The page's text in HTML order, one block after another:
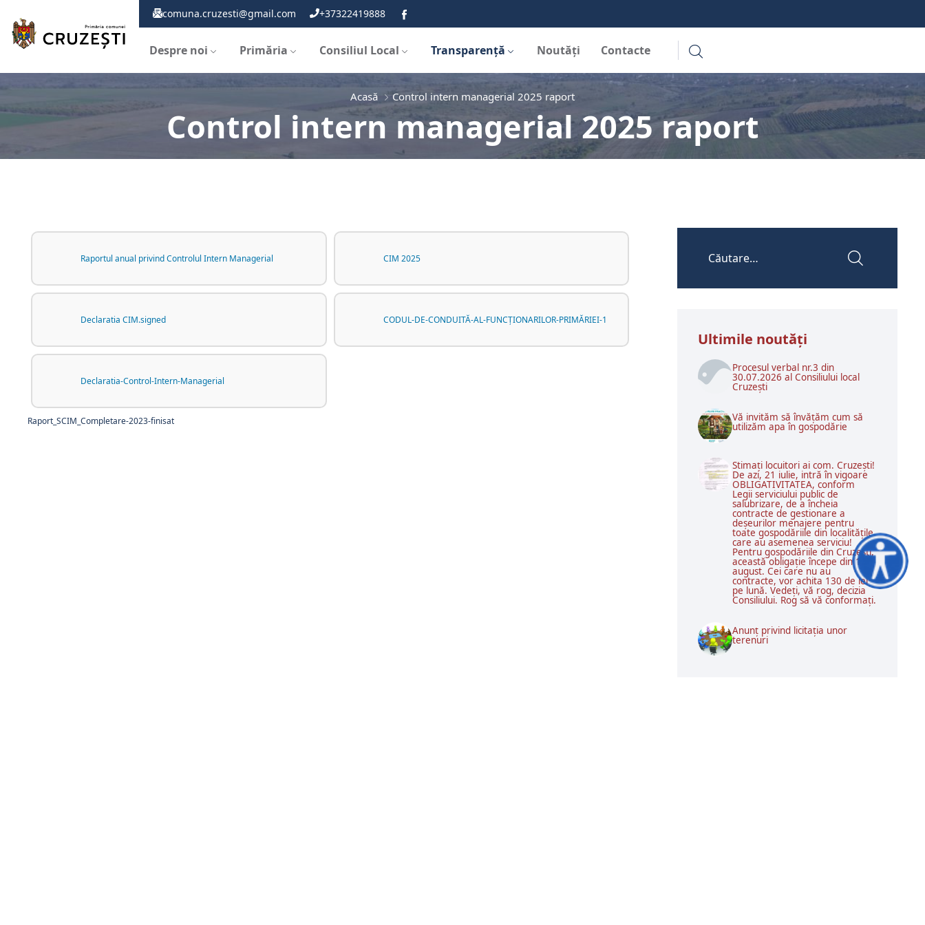
comuna.cruzesti@gmail.com +37322419888
Despre noi Primăria Consiliul Local Transparență Noutăți Contacte
Acasă Control intern managerial 2025 raport
Control intern managerial 2025 raport
Raportul anual privind Controlul Intern Managerial CIM 2025
Declaratia CIM.signed CODUL-DE-CONDUITĂ-AL-FUNCȚIONARILOR-PRIMĂRIEI-1
Declaratia-Control-Intern-Managerial
Raport_SCIM_Completare-2023-finisat
Ultimile noutăţi
Procesul verbal nr.3 din
30.07.2026 al Consiliului local
Cruzești
Vă invităm să învățăm cum să
utilizăm apa în gospodărie
Stimați locuitori ai com. Cruzești!
De azi, 21 iulie, intră în vigoare
OBLIGATIVITATEA, conform
Legii serviciului public de
salubrizare, de a încheia
contracte de gestionare a
deșeurilor menajere pentru
toate gospodăriile din localitățile
care au asemenea serviciu!
Pentru gospodăriile din Cruzești,
această obligație începe din 1
august. Cei care nu au
contracte, vor achita 130 de lei
pe lună. Vedeți, vă rog, decizia
Consiliului. Rog să vă conformați.
Anunț privind licitația unor
terenuri
Accesibilitate